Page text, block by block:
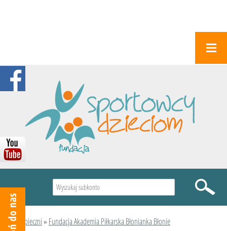
Podopieczni» Fundacja Akademia Piłkarska Błonianka Błonie